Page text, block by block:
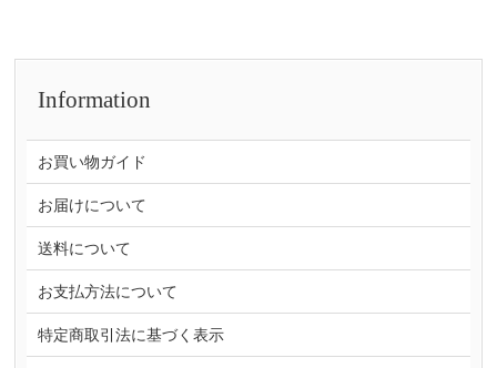
Information
お買い物ガイド
お届けについて
送料について
お支払方法について
特定商取引法に基づく表示